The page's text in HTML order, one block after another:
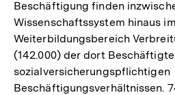
Beschäftigung finden
Wissenschaftssystem hinaus
Weiterbildungsbereich
(142.000) der dort
sozialversicherungspflichtigen
Beschäftigungsverhältnissen.